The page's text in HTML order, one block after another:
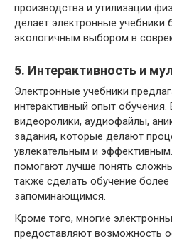
производства и утилизации
делает электронные учебники
экологичным выбором в
5. Интерактивность и
Электронные учебники
интерактивный опыт
видеоролики, аудиофайлы,
задания, которые делают
увлекательным и
помогают лучше понять
также сделать обучение
запоминающимся.
Кроме того, многие
предоставляют возможность